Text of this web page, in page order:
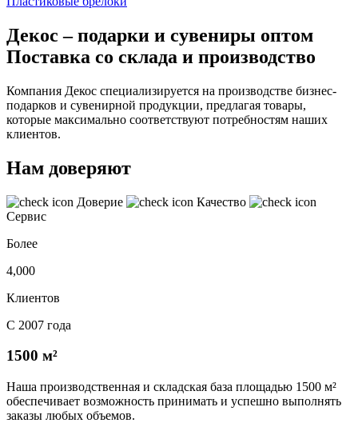
Декос – подарки и сувениры оптом
Поставка со склада и производство
Компания Декос специализируется на производстве бизнес-
подарков и сувенирной продукции, предлагая товары,
которые максимально соответствуют потребностям наших
клиентов.
Нам доверяют
Доверие
Качество
Сервис
Более
4,000
Клиентов
С 2007 года
1500 м²
Наша производственная и складская база площадью 1500 м²
обеспечивает возможность принимать и успешно выполнять
заказы любых объемов.